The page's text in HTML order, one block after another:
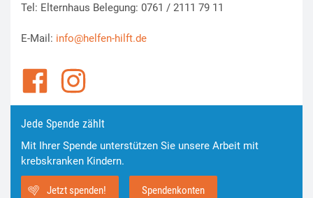
Tel: Elternhaus Belegung: 0761 / 2111 79 11
E-Mail: info@helfen-hilft.de
Jede Spende zählt
Mit Ihrer Spende unterstützen Sie unsere Arbeit mit
krebskranken Kindern.
Jetzt spenden! Spendenkonten